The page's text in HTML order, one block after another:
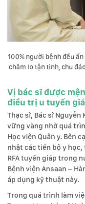
100% người bệnh đều
chăm lo tận tình, chu
Vị bác sĩ được
điều trị u tuyến
Thạc sĩ, Bác sĩ
vững vàng nhờ quá
Học viện Quân y. Bên
nhật các tiến bộ y
RFA tuyến giáp trong
Bệnh viện Ansaan –
áp dụng kỹ thuật này.
Trong quá trình làm